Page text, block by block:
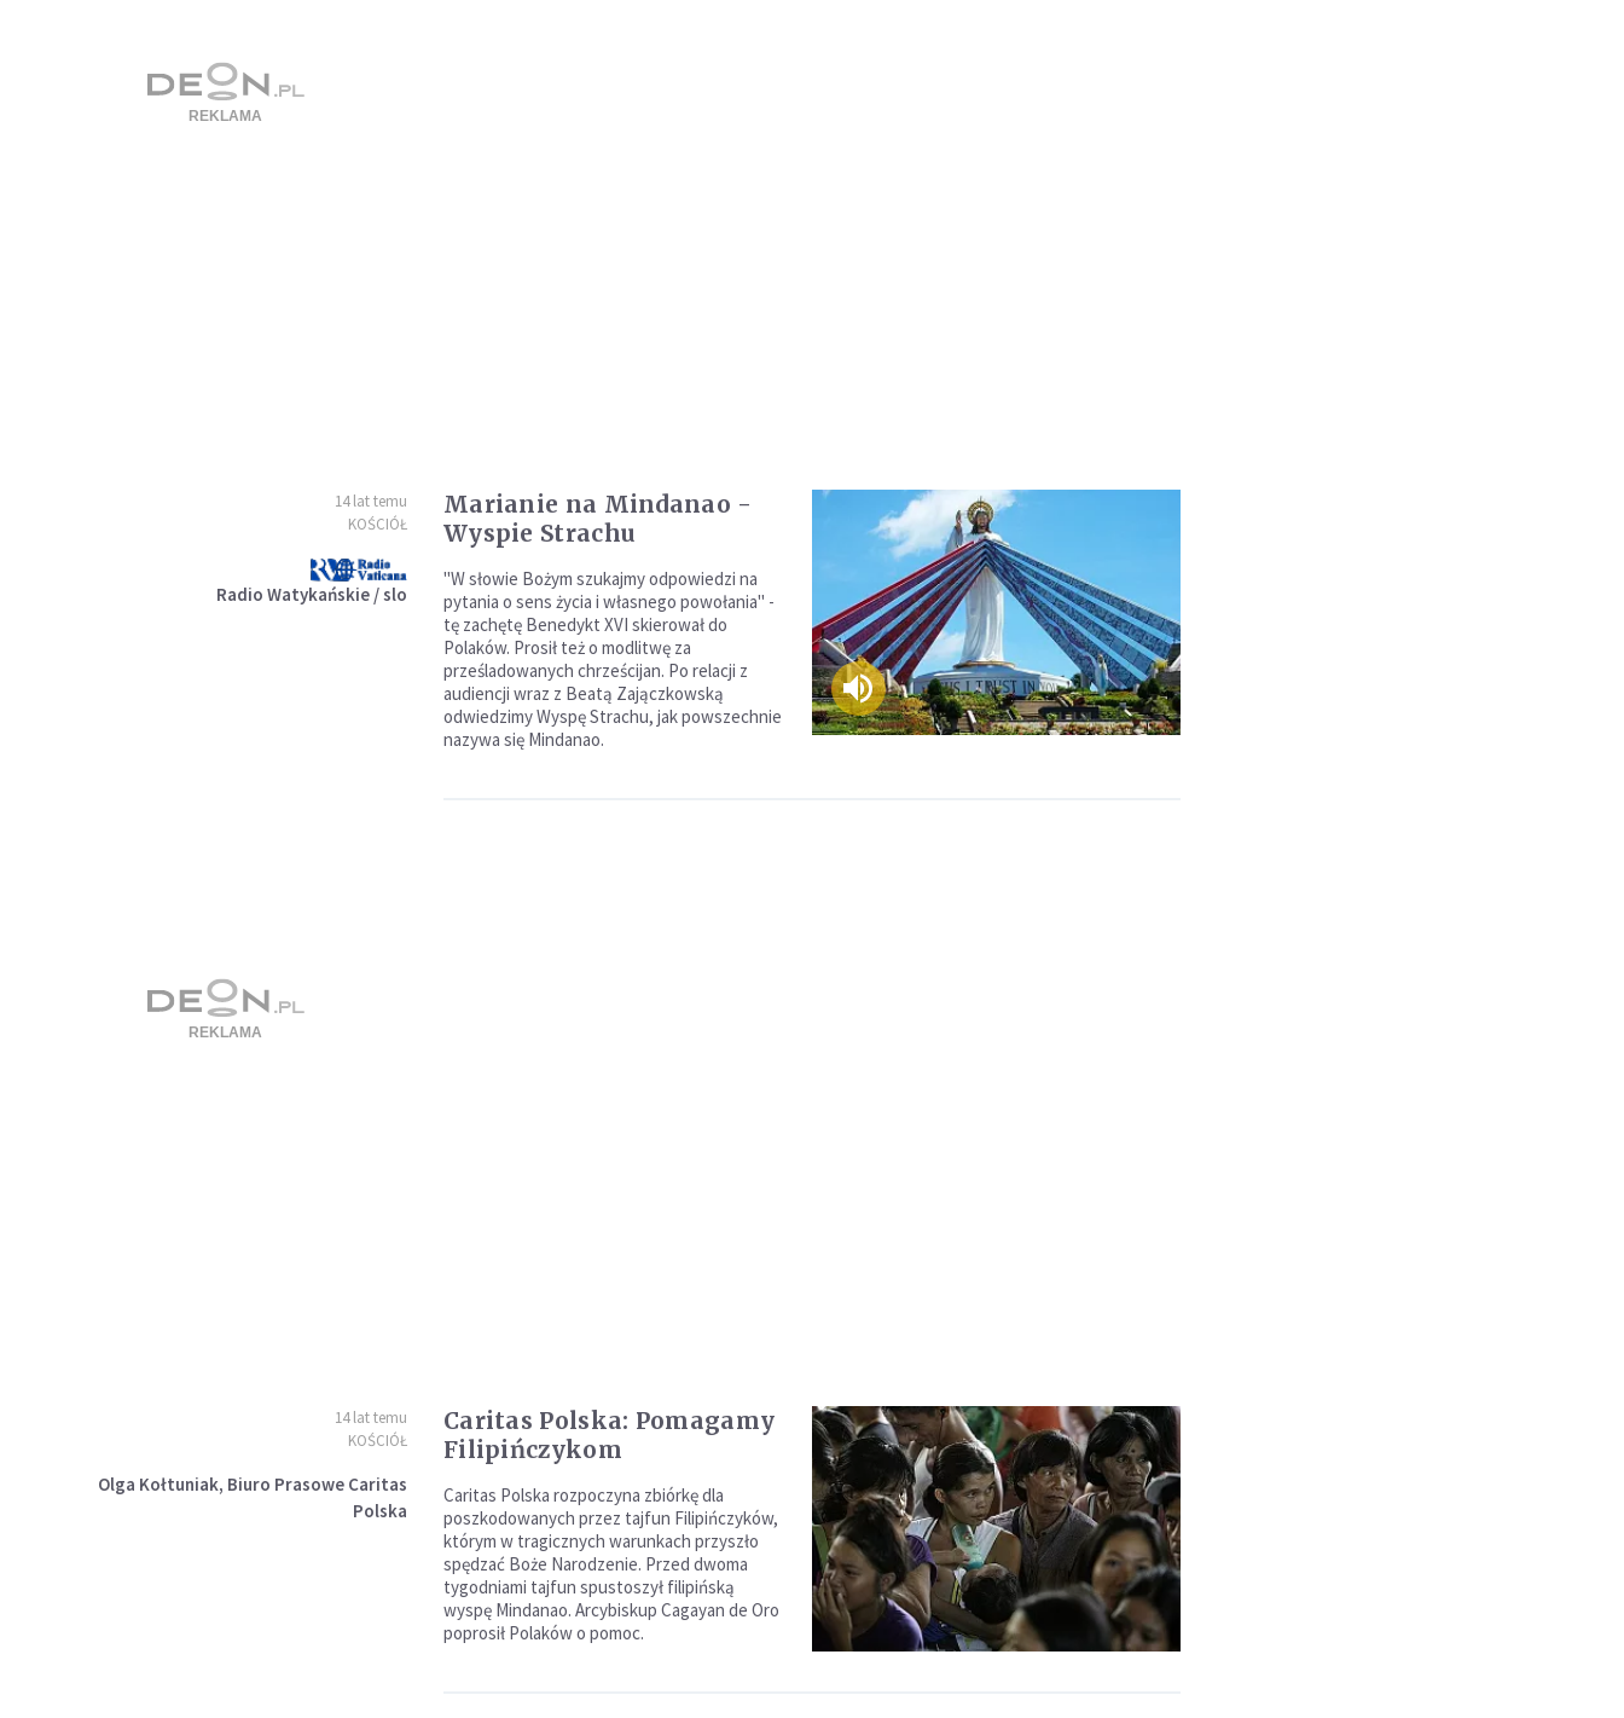
14 lat temu
KOŚCIÓŁ
Radio Watykańskie / slo
Marianie na Mindanao -
Wyspie Strachu
"W słowie Bożym szukajmy odpowiedzi na
pytania o sens życia i własnego powołania" -
tę zachętę Benedykt XVI skierował do
Polaków. Prosił też o modlitwę za
prześladowanych chrześcijan. Po relacji z
audiencji wraz z Beatą Zajączkowską
odwiedzimy Wyspę Strachu, jak powszechnie
nazywa się Mindanao.
14 lat temu
KOŚCIÓŁ
Olga Kołtuniak, Biuro Prasowe Caritas
Polska
Caritas Polska: Pomagamy
Filipińczykom
Caritas Polska rozpoczyna zbiórkę dla
poszkodowanych przez tajfun Filipińczyków,
którym w tragicznych warunkach przyszło
spędzać Boże Narodzenie. Przed dwoma
tygodniami tajfun spustoszył filipińską
wyspę Mindanao. Arcybiskup Cagayan de Oro
poprosił Polaków o pomoc.